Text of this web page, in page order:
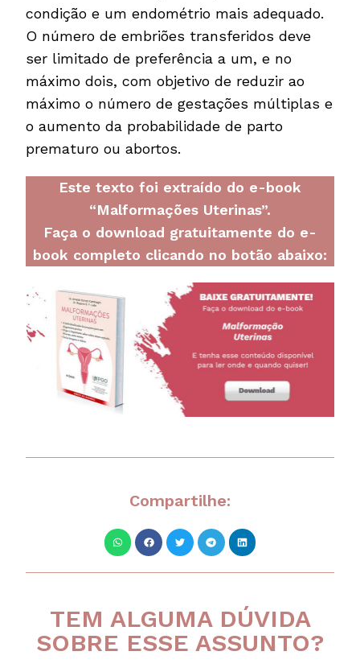
condição e um endométrio mais adequado.
O número de embriões transferidos deve
ser limitado de preferência a um, e no
máximo dois, com objetivo de reduzir ao
máximo o número de gestações múltiplas e
o aumento da probabilidade de parto
prematuro ou abortos.
Este texto foi extraído do e-book
“Malformações Uterinas”.
Faça o download gratuitamente do e-
book completo clicando no botão abaixo:
Compartilhe:
TEM ALGUMA DÚVIDA
SOBRE ESSE ASSUNTO?